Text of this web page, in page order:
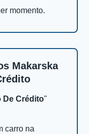
momento.
Makarska
De Crédito"
carro na